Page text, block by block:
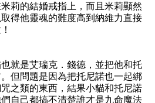
莉的結婚戒指上，而且米莉顯然
得他靈魂的難度高到納維力直接
就是艾瑞克．錢德，並把他和托
但問題是因為把托尼諾也一起綁
之類的東西，結果小貓和托尼諾
自己都搞不清楚誰才是九命魔法